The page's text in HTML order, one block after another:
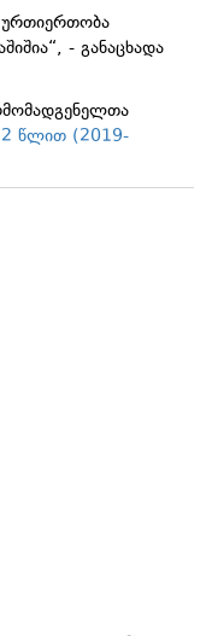
- განაცხადა
2 წლით (2019-